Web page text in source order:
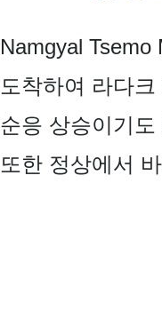
Namgyal
도착하여 라다
순응 상승이기
또한 정상에서